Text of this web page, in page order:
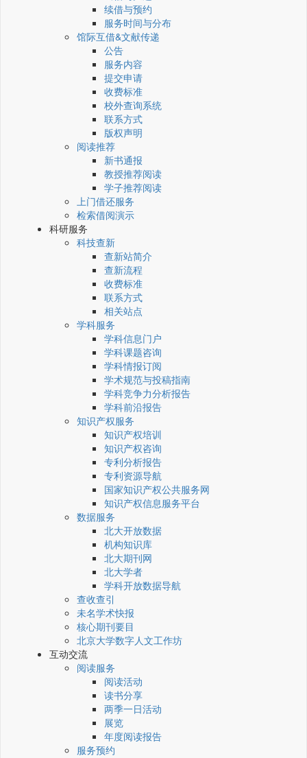
续借与预约
服务时间与分布
馆际互借&文献传递
公告
服务内容
提交申请
收费标准
校外查询系统
联系方式
版权声明
阅读推荐
新书通报
教授推荐阅读
学子推荐阅读
上门借还服务
检索借阅演示
科研服务
科技查新
查新站简介
查新流程
收费标准
联系方式
相关站点
学科服务
学科信息门户
学科课题咨询
学科情报订阅
学术规范与投稿指南
学科竞争力分析报告
学科前沿报告
知识产权服务
知识产权培训
知识产权咨询
专利分析报告
专利资源导航
国家知识产权公共服务网
知识产权信息服务平台
数据服务
北大开放数据
机构知识库
北大期刊网
北大学者
学科开放数据导航
查收查引
未名学术快报
核心期刊要目
北京大学数字人文工作坊
互动交流
阅读服务
阅读活动
读书分享
两季一日活动
展览
年度阅读报告
服务预约